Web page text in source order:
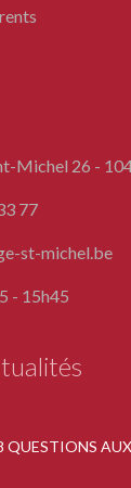
Michel 26 -
77
st-michel.be
- 15h45
QUESTIONS